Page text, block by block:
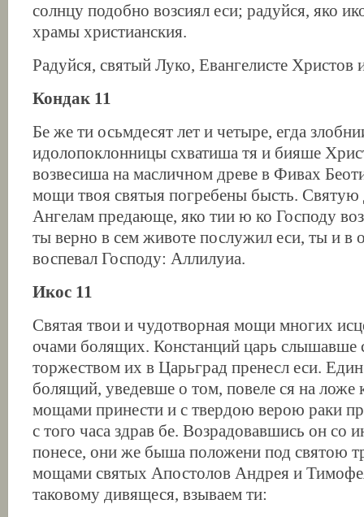
солнцу подобно возсиял еси; радуйся, яко
храмы христианския.
Радуйся, святый Луко, Евангелисте Христов
Кондак 11
Бе же ти осьмдесят лет и четыре, егда
идолопоклонницы схватиша тя и бияше
возвесиша на масличном древе в Фивах
мощи твоя святыя погребены бысть.
Ангелам предающе, яко тии ю ко Господу
ты верно в сем животе послужил еси, ты и в
воспевал Господу: Аллилуиа.
Икос 11
Святая твои и чудотворная мощи многих
очами болящих. Констанций царь слышавше
торжеством их в Царьград пренесл еси. Един
болящий, уведевше о том, повеле ся на ложе
мощами принести и с твердою верою раки
с того часа здрав бе. Возрадовавшись он
понесе, они же быша положени под святою
мощами святых Апостолов Андрея и
таковому дивящеся, взываем ти: